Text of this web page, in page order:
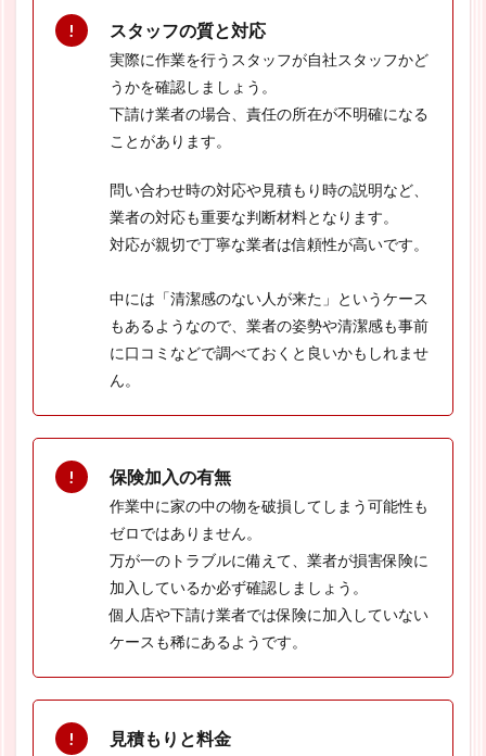
スタッフの質と対応
実際に作業を行うスタッフが自社スタッフかど
うかを確認しましょう。
下請け業者の場合、責任の所在が不明確になる
ことがあります。
問い合わせ時の対応や見積もり時の説明など、
業者の対応も重要な判断材料となります。
対応が親切で丁寧な業者は信頼性が高いです。
中には「清潔感のない人が来た」というケース
もあるようなので、業者の姿勢や清潔感も事前
に口コミなどで調べておくと良いかもしれませ
ん。
保険加入の有無
作業中に家の中の物を破損してしまう可能性も
ゼロではありません。
万が一のトラブルに備えて、業者が損害保険に
加入しているか必ず確認しましょう。
個人店や下請け業者では保険に加入していない
ケースも稀にあるようです。
見積もりと料金